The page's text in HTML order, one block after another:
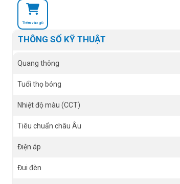
Thêm vào giỏ
THÔNG SỐ KỸ THUẬT
Quang thông
Tuổi thọ bóng
Nhiệt độ màu (CCT)
Tiêu chuẩn châu Âu
Điện áp
Đui đèn